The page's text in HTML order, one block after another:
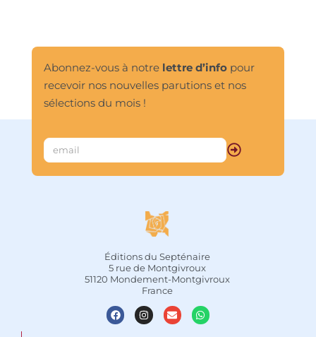
goéland. La limpidité, la profondeur
parle au cœur et à l’âme, en font un
conte d’une portée universelle.
Abonnez-vous à notre lettre d’infopour
recevoir nos nouvelles parutions et nos
sélections du mois !
Éditions du Septénaire
5 rue de Montgivroux
51120 Mondement-Montgivroux
France